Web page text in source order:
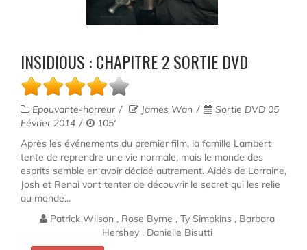
INSIDIOUS : CHAPITRE 2 SORTIE DVD
Epouvante-horreur James Wan
Sortie DVD 05
Février 2014
105'
Après les événements du premier film, la famille Lambert
tente de reprendre une vie normale, mais le monde des
esprits semble en avoir décidé autrement. Aidés de Lorraine,
Josh et Renai vont tenter de découvrir le secret qui les relie
au monde...
Patrick Wilson , Rose Byrne , Ty Simpkins , Barbara
Hershey , Danielle Bisutti